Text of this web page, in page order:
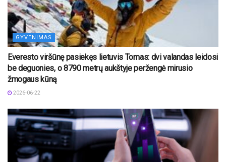
GYVENIMAS
Everesto viršūnę pasiekęs lietuvis Tomas: dvi valandas leidosi
be deguonies, o 8790 metrų aukštyje peržengė mirusio
žmogaus kūną
2026-06-22